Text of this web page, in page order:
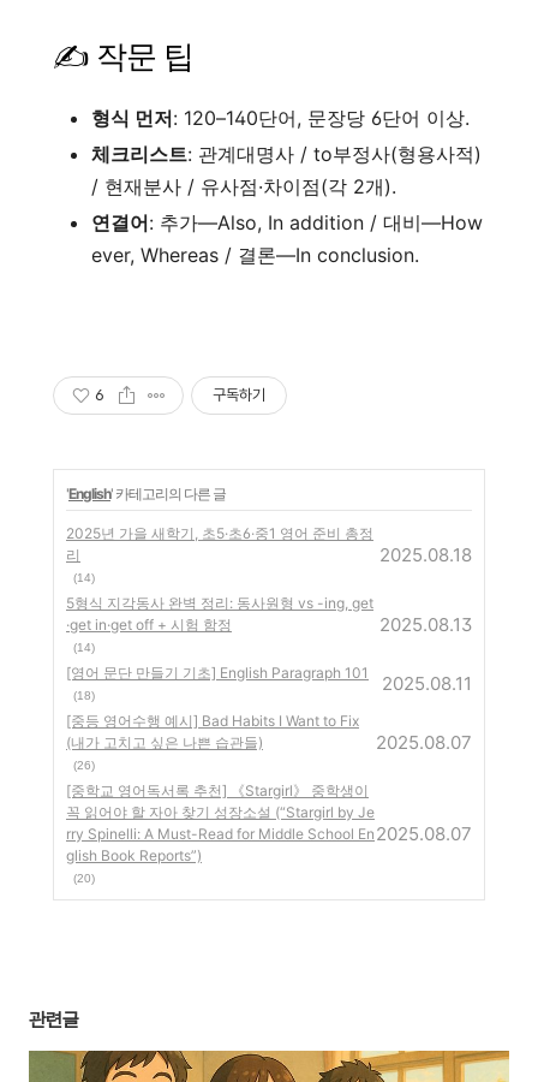
✍️ 작문 팁
형식 먼저: 120–140단어, 문장당 6단어 이상.
체크리스트: 관계대명사 / to부정사(형용사적)
/ 현재분사 / 유사점·차이점(각 2개).
연결어: 추가—Also, In addition / 대비—How
ever, Whereas / 결론—In conclusion.
6 구독하기
'English' 카테고리의 다른 글
2025년 가을 새학기, 초5·초6·중1 영어 준비 총정
리
(14)
2025.08.18
5형식 지각동사 완벽 정리: 동사원형 vs -ing, get
·get in·get off + 시험 함정
(14)
2025.08.13
[영어 문단 만들기 기초] English Paragraph 101
(18)
2025.08.11
[중등 영어수행 예시] Bad Habits I Want to Fix
(내가 고치고 싶은 나쁜 습관들)
(26)
2025.08.07
[중학교 영어독서록 추천] 《Stargirl》 중학생이
꼭 읽어야 할 자아 찾기 성장소설 (“Stargirl by Je
rry Spinelli: A Must-Read for Middle School En
glish Book Reports”)
(20)
2025.08.07
관련글